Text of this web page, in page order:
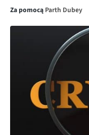
Za pomocą Parth Dubey